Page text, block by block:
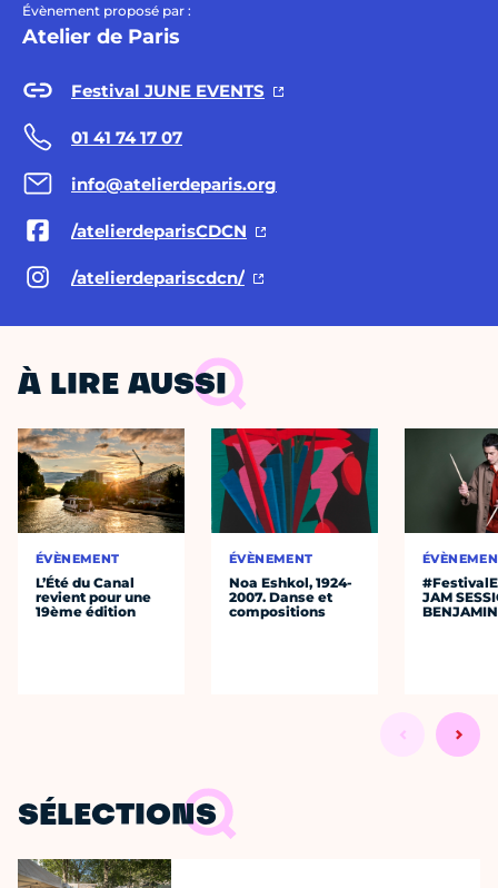
Évènement proposé par :
Atelier de Paris
Festival JUNE EVENTS
01 41 74 17 07
info@atelierdeparis.org
/atelierdeparisCDCN
/atelierdepariscdcn/
À LIRE AUSSI
ÉVÈNEMENT
L’Été du Canal
revient pour une
19ème édition
ÉVÈNEMENT
Noa Eshkol, 1924-
2007. Danse et
compositions
JAM
SÉLECTIONS